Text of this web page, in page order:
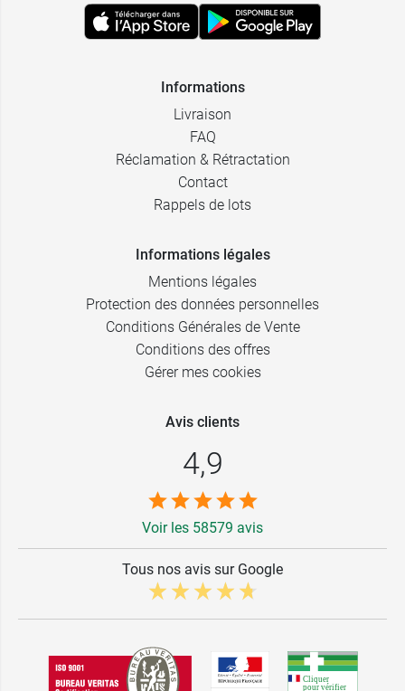
Informations
Livraison
FAQ
Réclamation & Rétractation
Contact
Rappels de lots
Informations légales
Mentions légales
Protection des données personnelles
Conditions Générales de Vente
Conditions des offres
Gérer mes cookies
Avis clients
4,9
Voir les 58579 avis
Tous nos avis sur Google